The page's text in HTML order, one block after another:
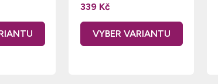
339 Kč